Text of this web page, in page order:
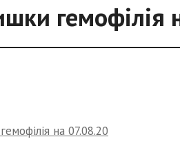
гемофілія
на 07.08.20